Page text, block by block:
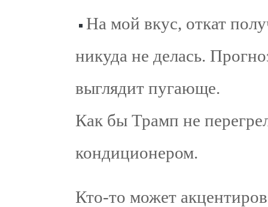
На мой вкус, откат
никуда не делась.
выглядит пугающе.
Как бы Трамп не
кондиционером.
Кто-то может